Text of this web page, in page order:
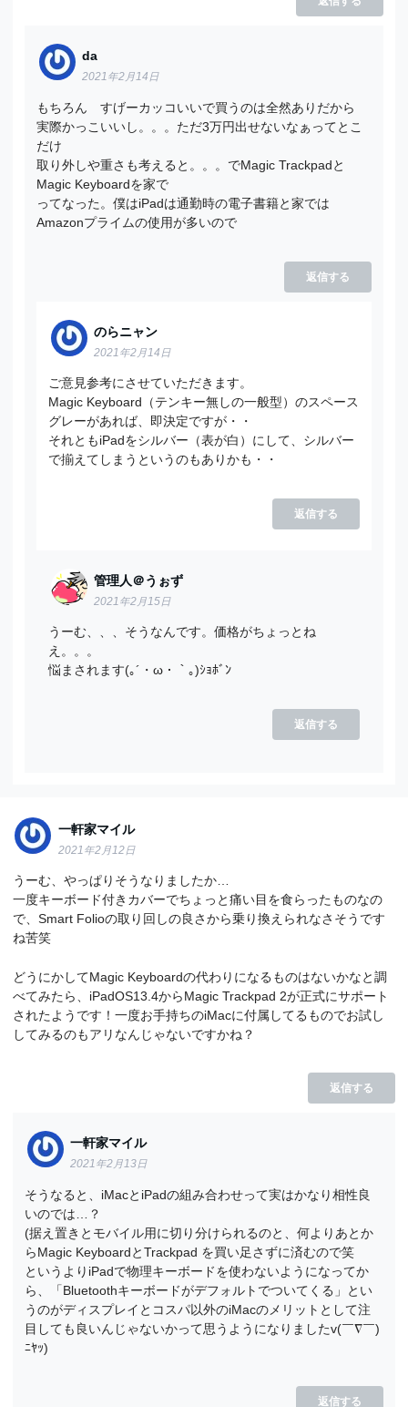
da
2021年2月14日
もちろん すげーカッコいいで買うのは全然ありだから
実際かっこいいし。。。ただ3万円出せないなぁってとこ
だけ
取り外しや重さも考えると。。。でMagic Trackpadと
Magic Keyboardを家で
ってなった。僕はiPadは通勤時の電子書籍と家では
Amazonプライムの使用が多いので
返信する
のらニャン
2021年2月14日
ご意見参考にさせていただきます。
Magic Keyboard（テンキー無しの一般型）のスペース
グレーがあれば、即決定ですが・・
それともiPadをシルバー（表が白）にして、シルバー
で揃えてしまうというのもありかも・・
返信する
管理人＠うぉず
2021年2月15日
うーむ、、、そうなんです。価格がちょっとね
え。。。
悩まされます(｡´・ω・｀｡)ｼｮﾎﾞﾝ
返信する
一軒家マイル
2021年2月12日
うーむ、やっぱりそうなりましたか…
一度キーボード付きカバーでちょっと痛い目を食らったものなの
で、Smart Folioの取り回しの良さから乗り換えられなさそうです
ね苦笑
どうにかしてMagic Keyboardの代わりになるものはないかなと調
べてみたら、iPadOS13.4からMagic Trackpad 2が正式にサポート
されたようです！一度お手持ちのiMacに付属してるものでお試し
してみるのもアリなんじゃないですかね？
返信する
一軒家マイル
2021年2月13日
そうなると、iMacとiPadの組み合わせって実はかなり相性良
いのでは…？
(据え置きとモバイル用に切り分けられるのと、何よりあとか
らMagic KeyboardとTrackpad を買い足さずに済むので笑
というよりiPadで物理キーボードを使わないようになってか
ら、「Bluetoothキーボードがデフォルトでついてくる」とい
うのがディスプレイとコスパ以外のiMacのメリットとして注
目しても良いんじゃないかって思うようになりましたv(￣∇￣)
ﾆﾔｯ)
返信する